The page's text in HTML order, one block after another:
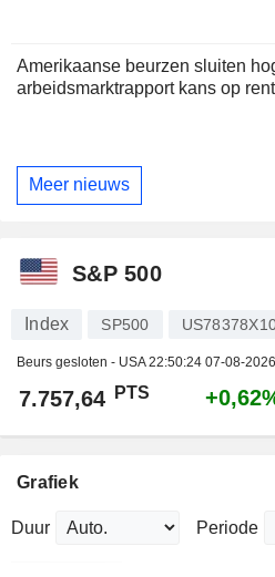
Amerikaanse beurzen sluiten
arbeidsmarktrapport kans op
Meer nieuws
S&P 500
Index SP500
Beurs gesloten - USA22:50:24 07-08-2026
7.757,64 PTS
Grafiek
Duur Periode